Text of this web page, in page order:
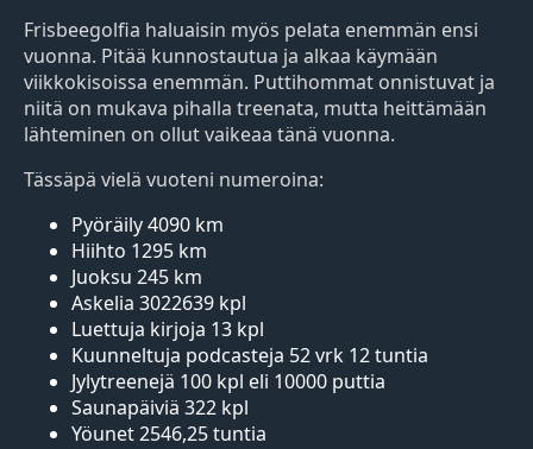
Frisbeegolfia haluaisin myös pelata enemmän ensi
vuonna. Pitää kunnostautua ja alkaa käymään
viikkokisoissa enemmän. Puttihommat onnistuvat ja
niitä on mukava pihalla treenata, mutta heittämään
lähteminen on ollut vaikeaa tänä vuonna.
Tässäpä vielä vuoteni numeroina:
Pyöräily 4090 km
Hiihto 1295 km
Juoksu 245 km
Askelia 3022639 kpl
Luettuja kirjoja 13 kpl
Kuunneltuja podcasteja 52 vrk 12 tuntia
Jylytreenejä 100 kpl eli 10000 puttia
Saunapäiviä 322 kpl
Yöunet 2546,25 tuntia